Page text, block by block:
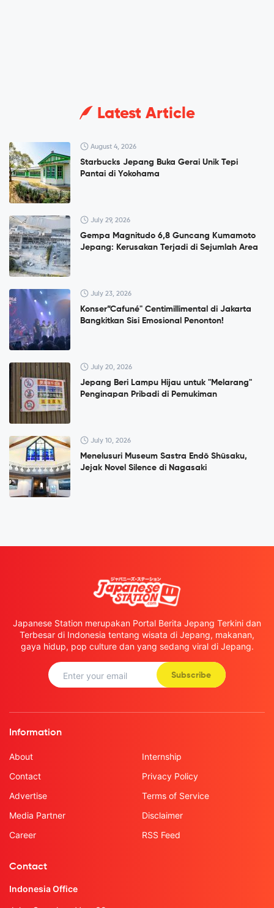
Latest Article
August 4, 2026
Starbucks Jepang Buka Gerai Unik Tepi
Pantai di Yokohama
July 29, 2026
Gempa Magnitudo 6,8 Guncang Kumamoto
Jepang: Kerusakan Terjadi di Sejumlah Area
July 23, 2026
Konser”Cafuné" Centimillimental di Jakarta
Bangkitkan Sisi Emosional Penonton!
July 20, 2026
Jepang Beri Lampu Hijau untuk "Melarang"
Penginapan Pribadi di Pemukiman
July 10, 2026
Menelusuri Museum Sastra Endō Shūsaku,
Jejak Novel Silence di Nagasaki
Japanese Station merupakan Portal Berita Jepang Terkini dan
Terbesar di Indonesia tentang wisata di Jepang, makanan,
gaya hidup, pop culture dan yang sedang viral di Jepang.
Subscribe
Information
About
Contact
Advertise
Media Partner
Career
Internship
Privacy Policy
Terms of Service
Disclaimer
RSS Feed
Contact
Indonesia Office